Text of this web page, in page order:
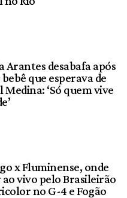
Arantes desabafa após
que esperava de
Medina: ‘Só quem vive
x Fluminense, onde
ao vivo pelo Brasileirão
no G-4 e Fogão